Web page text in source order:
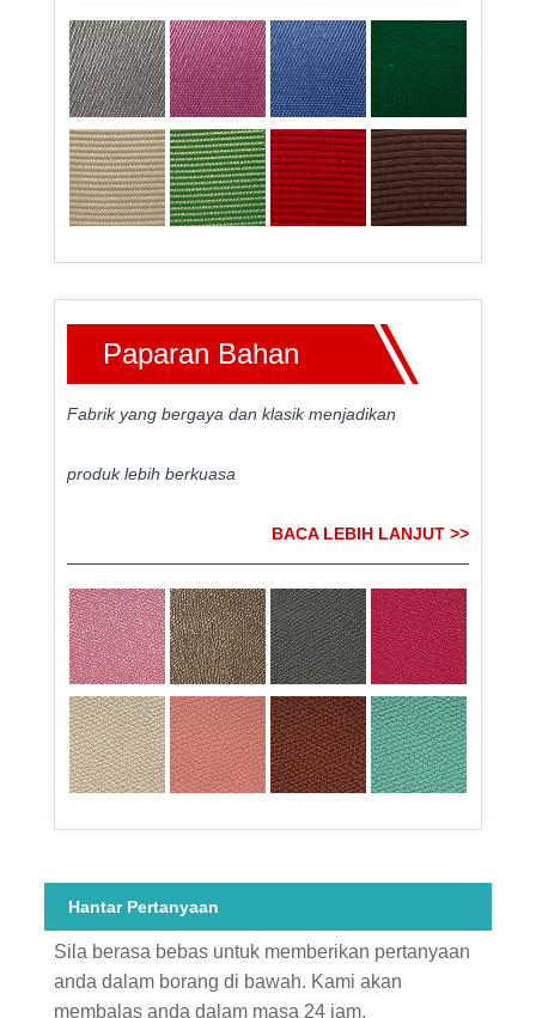
Paparan Bahan
Fabrik yang bergaya dan klasik menjadikan
produk lebih berkuasa
BACA LEBIH LANJUT >>
Hantar Pertanyaan
Sila berasa bebas untuk memberikan pertanyaan
anda dalam borang di bawah. Kami akan
membalas anda dalam masa 24 jam.